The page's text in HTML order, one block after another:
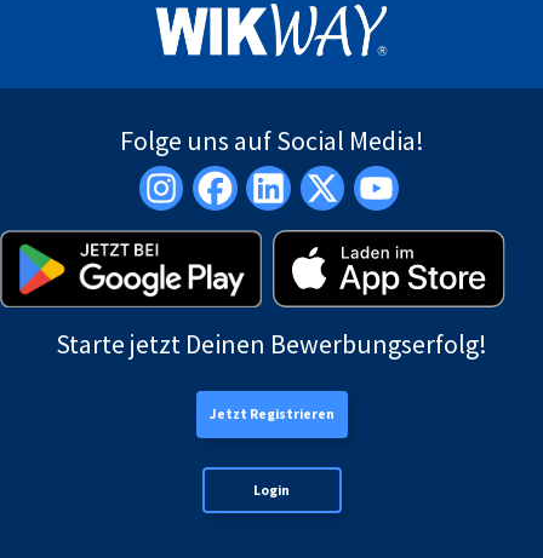
Folge uns auf Social Media!
Starte jetzt Deinen Bewerbungserfolg!
Jetzt Registrieren
Login